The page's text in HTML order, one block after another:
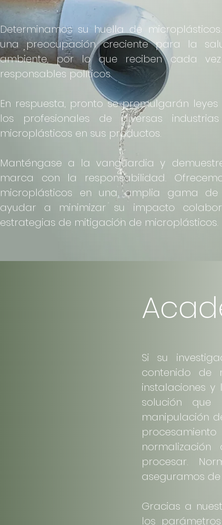
Determinamos su huella de
una preocupación creciente para la
ambiente, por lo que reciben cada
responsables políticos.
En respuesta, pronto se promulgarán
los profesionales de diversas
microplásticos en sus productos.
Manténgase a la vanguardia y
marca con la responsabilidad.
microplásticos en una amplia gama
ayudar a minimizar su impacto
estrategias de mitigación de microplásticos.
Si su
contenido de
instalaciones y
solución que
manipulación
procesar.
aseguramos
Gracias a
los